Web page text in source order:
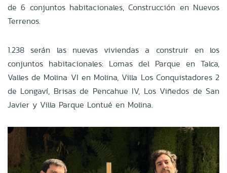
de 6 conjuntos habitacionales, Construcción en Nuevos
Terrenos.
1.238 serán las nuevas viviendas a construir en los
conjuntos habitacionales: Lomas del Parque en Talca,
Valles de Molina VI en Molina, Villa Los Conquistadores 2
de Longaví, Brisas de Pencahue IV, Los Viñedos de San
Javier y Villa Parque Lontué en Molina.